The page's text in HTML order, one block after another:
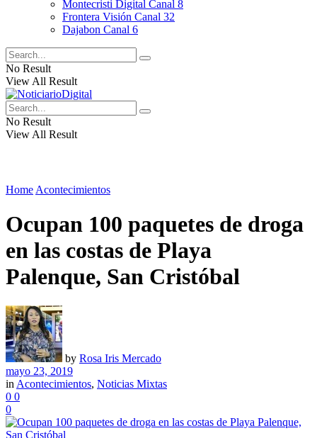
Montecristi Digital Canal 8
Frontera Visión Canal 32
Dajabon Canal 6
No Result
View All Result
No Result
View All Result
Home Acontecimientos
Ocupan 100 paquetes de droga
en las costas de Playa
Palenque, San Cristóbal
by Rosa Iris Mercado
mayo 23, 2019
in Acontecimientos, Noticias Mixtas
0 0
0